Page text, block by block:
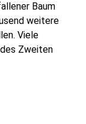
Baum
weitere
Viele
Zweiten